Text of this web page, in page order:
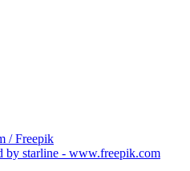
/ Freepik
by starline - www.freepik.com